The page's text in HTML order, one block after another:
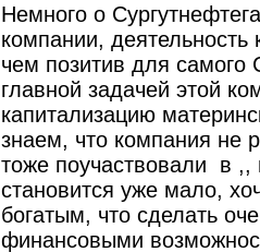
Немного о
компании,
чем позитив для самого
главной задачей этой
капитализацию
знаем, что компания не
тоже поучаствовали в
становится уже мало,
богатым, что сделать
финансовыми